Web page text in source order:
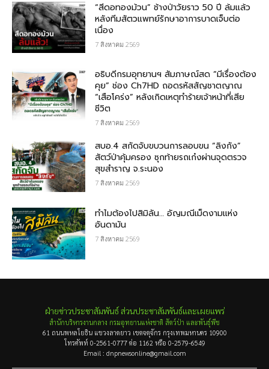
“สีดอทองม้วน” ช้างป่าวัยราว 50 ปี ล้มแล้ว
หลังทีมสัตวแพทย์รักษาอาการบาดเจ็บต่อ
เนื่อง
7 สิงหาคม 2569
อธิบดีกรมอุทยานฯ สัมภาษณ์สด “มีเรื่องต้อง
คุย” ช่อง Ch7HD ถอดรหัสสัญชาตญาณ
“เสือโคร่ง” หลังเกิดเหตุทำร้ายเจ้าหน้าที่เสีย
ชีวิต
7 สิงหาคม 2569
สบอ.4 สกัดจับขบวนการลอบขน “ลิงกัง”
สัตว์ป่าคุ้มครอง ซุกท้ายรถเก๋งผ่านจุดตรวจ
สุขสำราญ จ.ระนอง
7 สิงหาคม 2569
ทำไมต้องไปสิมิลัน… อัญมณีเม็ดงามแห่ง
อันดามัน
7 สิงหาคม 2569
ฝ่ายข่าวประชาสัมพันธ์ ส่วนประชาสัมพันธ์และเผยแพร่
สำนักบริหารงานกลาง กรมอุทยานแห่งชาติ สัตว์ป่า และพันธุ์พืช
61 ถนนพหลโยธิน แขวงลาดยาว เขตจตุจักร กรุงเทพมหานคร 10900
โทรศัพท์ 0-2561-0777 ต่อ 1162 หรือ 0-2579-6549
Email : dnpnewsonline@gmail.com